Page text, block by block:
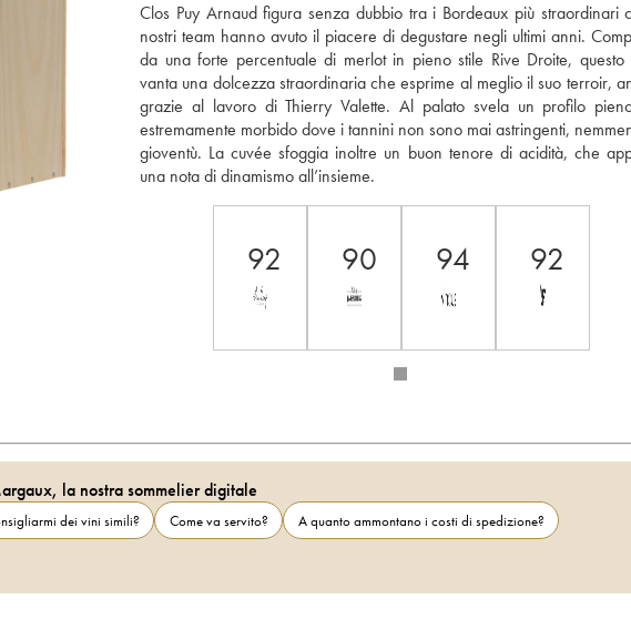
Clos Puy Arnaud figura senza dubbio tra i Bordeaux più straordinari
nostri team hanno avuto il piacere di degustare negli ultimi anni.
da una forte percentuale di merlot in pieno stile Rive Droite, questo
vanta una dolcezza straordinaria che esprime al meglio il suo terroir,
grazie al lavoro di Thierry Valette. Al palato svela un profilo
estremamente morbido dove i tannini non sono mai astringenti,
gioventù. La cuvée sfoggia inoltre un buon tenore di acidità, che
una nota di dinamismo all’insieme.
92 90 94 92
la nostra sommelier digitale
dei vini simili? Come va servito?
A quanto ammontano i costi di spedizione?